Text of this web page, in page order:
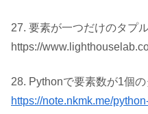
27. 要素が一つだけのタプ
https://
28. Pythonで要素数が1個
https://note.nkmk.me/